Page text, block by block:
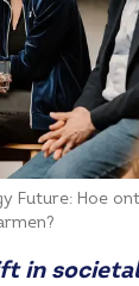
Future: Hoe
in